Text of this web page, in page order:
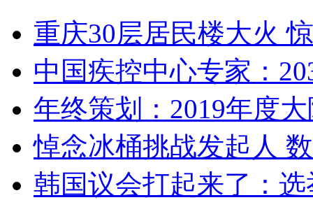
重庆30层居民楼大火
中国疾控中心专家：
年终策划：2019年度
悼念冰桶挑战发起人
韩国议会打起来了：